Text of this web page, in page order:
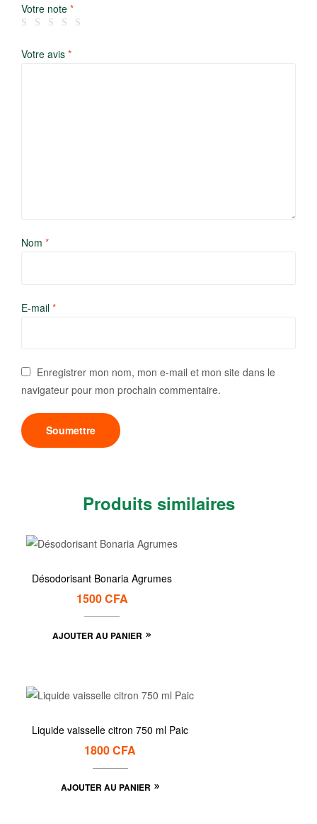
Votre note *
Votre avis *
Nom *
E-mail *
Enregistrer mon nom, mon e-mail et mon site dans le
navigateur pour mon prochain commentaire.
Produits similaires
Désodorisant Bonaria Agrumes
1500CFA
AJOUTER AU PANIER
Liquide vaisselle citron 750 ml Paic
1800CFA
AJOUTER AU PANIER